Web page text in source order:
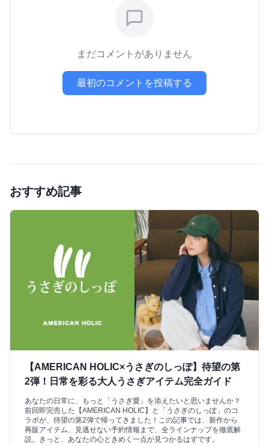
まだコメントがありません
最初のコメントを投稿する
おすすめ記事
【AMERICAN HOLIC×うさぎのしっぽ】待望の第
2弾！日常を彩る大人うさぎアイテム完全ガイド
あなたの日常に、もっと「うさぎ愛」を添えたいと思いませんか？
前回即完売した【AMERICAN HOLIC】と「うさぎのしっぽ」のコ
ラボが、待望の第2弾で帰ってきました！この記事では、新作から
再販アイテム、見逃せない予約情報まで、全ラインナップを徹底解
説。きっと、あなたの心ときめく一点が見つかるはずです。